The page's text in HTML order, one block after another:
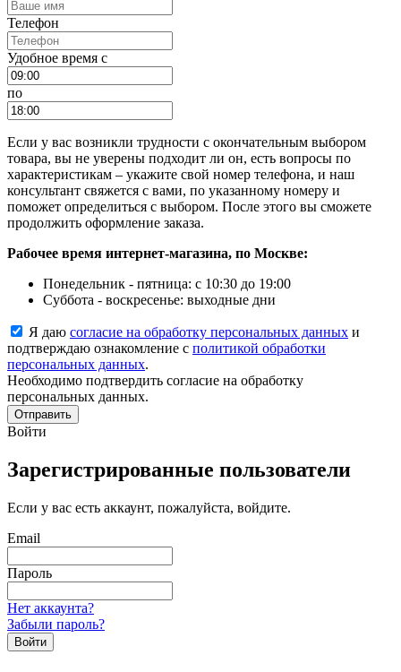
Телефон
Удобное время c
по
Если у вас возникли трудности с окончательным выбором
товара, вы не уверены подходит ли он, есть вопросы по
характеристикам – укажите свой номер телефона, и наш
консультант свяжется с вами, по указанному номеру и
поможет определиться с выбором. После этого вы сможете
продолжить оформление заказа.
Рабочее время интернет-магазина, по Москве:
Понедельник - пятница: с 10:30 до 19:00
Суббота - воскресенье: выходные дни
Я даю согласие на обработку персональных данных и
подтверждаю ознакомление с политикой обработки
персональных данных.
Необходимо подтвердить согласие на обработку
персональных данных.
Отправить
Войти
Зарегистрированные пользователи
Если у вас есть аккаунт, пожалуйста, войдите.
Email
Пароль
Нет аккаунта?
Забыли пароль?
Войти